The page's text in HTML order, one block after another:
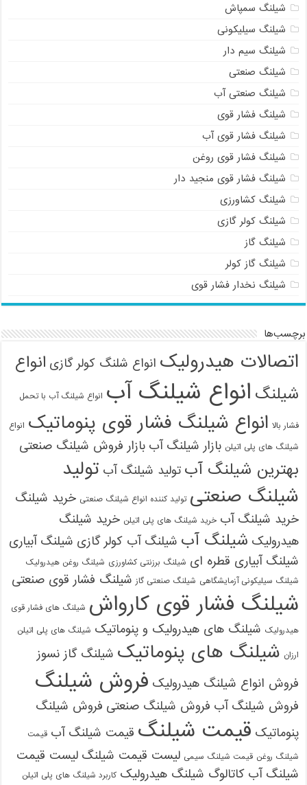
شیلنگ سمپاش
شیلنگ سیلیکونی
شیلنگ سیم دار
شیلنگ صنعتی
شیلنگ صنعتی آب
شیلنگ فشار قوی
شیلنگ فشار قوی آب
شیلنگ فشار قوی روغن
شیلنگ فشار قوی منجید دار
شیلنگ کشاورزی
شیلنگ کولر گازی
شیلنگ گاز
شیلنگ گاز کولر
شیلنگ نخدار فشار قوی
برچسب‌ها
اتصالات هیدرولیک انواع شلنگ کولر گازی انواع
شیلنگ انواع شیلنگ آب انواع شیلنگ آب با تحمل
فشار بالا انواع شیلنگ فشار قوی پنوماتیک انواع
شیلنگ های پلی اتیلن بازار شیلنگ آب بازار فروش شیلنگ صنعتی
بهترین شیلنگ آب تولید شیلنگ آب تولید
شیلنگ صنعتی تولید کننده انواع شیلنگ صنعتی خرید شیلنگ
خرید شیلنگ آب خرید شیلنگ های پلی اتیلن خرید شیلنگ
هیدرولیک شیلنگ آب شیلنگ آب کولر گازی شیلنگ آبیاری
شیلنگ آبیاری قطره ای شیلنگ برزنتی کشاورزی شیلنگ روغن هیدرولیک
شیلنگ سیلیکونی آزمایشگاهی شیلنگ صنعتی گاز شیلنگ فشار قوی صنعتی
شیلنگ فشار قوی کارواش شیلنگ های فشار قوی
هیدرولیک شیلنگ های هیدرولیک و پنوماتیک شیلنگ های پلی اتیلن
ارزان شیلنگ های پنوماتیک شیلنگ گاز نسوز
فروش انواع شیلنگ هیدرولیک فروش شیلنگ
فروش شیلنگ آب فروش شیلنگ صنعتی فروش شیلنگ
پنوماتیک قیمت شیلنگ قیمت شیلنگ آب قیمت
شیلنگ روغن قیمت شیلنگ سیمی لیست قیمت شیلنگ لیست قیمت
شیلنگ آب کاتالوگ شیلنگ هیدرولیک کاربرد شیلنگ های پلی اتیلن